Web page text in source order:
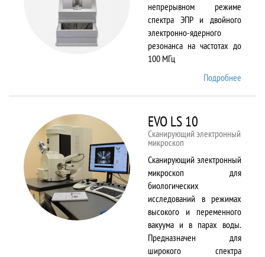
непрерывном режиме
спектра ЭПР и двойного
электронно-ядерного
резонанса на частотах до
100 МГц
Подробнее
EVO LS 10
Сканирующий электронный
микроскоп
Сканирующий электронный
микроскоп для
биологических
исследований в режимах
высокого и переменного
вакуума и в парах воды.
Предназначен для
широкого спектра